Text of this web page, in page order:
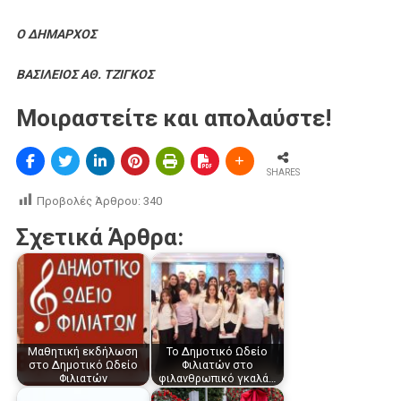
Ο ΔΗΜΑΡΧΟΣ
ΒΑΣΙΛΕΙΟΣ ΑΘ. ΤΖΙΓΚΟΣ
Μοιραστείτε και απολαύστε!
SHARES
Προβολές Άρθρου: 340
Σχετικά Άρθρα:
Μαθητική εκδήλωση
στο Δημοτικό Ωδείο
Φιλιατών
Το Δημοτικό Ωδείο
Φιλιατών στο
φιλανθρωπικό γκαλά…